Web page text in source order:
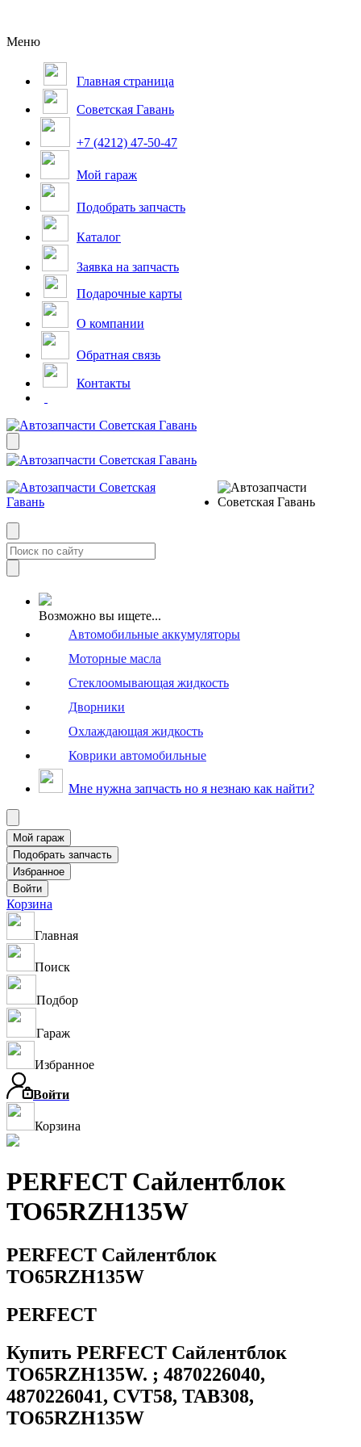
Меню
Главная страница
Советская Гавань
+7 (4212) 47-50-47
Мой гараж
Подобрать запчасть
Каталог
Заявка на запчасть
Подарочные карты
О компании
Обратная связь
Контакты
Возможно вы ищете...
Автомобильные аккумуляторы
Моторные масла
Стеклоомывающая жидкость
Дворники
Охлаждающая жидкость
Коврики автомобильные
Мне нужна запчасть но я незнаю как найти?
Корзина
Главная
Поиск
Подбор
Гараж
Избранное
Войти
Корзина
PERFECT Сайлентблок
TO65RZH135W
PERFECT Сайлентблок
TO65RZH135W
PERFECT
Купить PERFECT Сайлентблок
TO65RZH135W. ; 4870226040,
4870226041, CVT58, TAB308,
TO65RZH135W